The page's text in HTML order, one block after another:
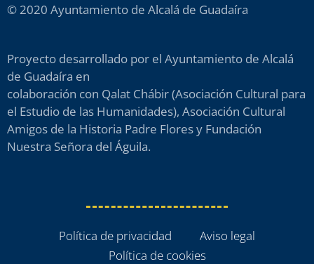
© 2020 Ayuntamiento de Alcalá de Guadaíra
Proyecto desarrollado por el Ayuntamiento de Alcalá
de Guadaíra en
colaboración con Qalat Chábir (Asociación Cultural para
el Estudio de las Humanidades), Asociación Cultural
Amigos de la Historia Padre Flores y Fundación
Nuestra Señora del Águila.
Política de privacidad
Aviso legal
Política de cookies